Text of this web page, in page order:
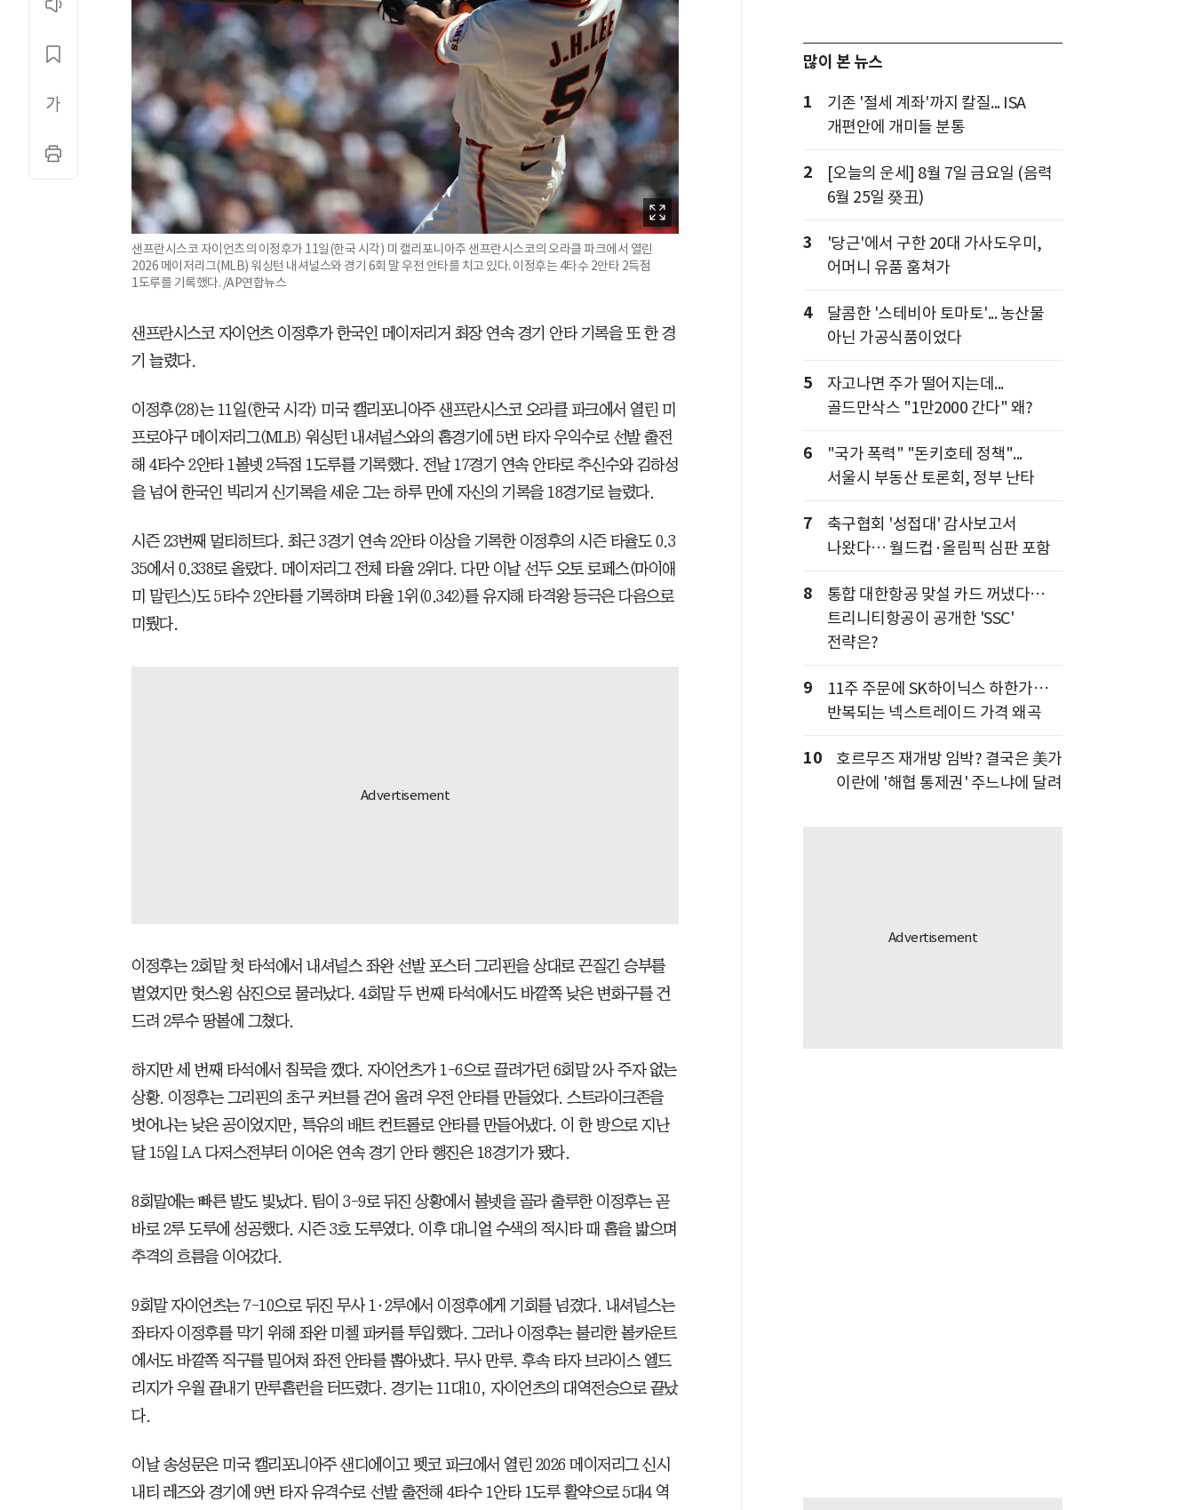
샌프란시스코 자이언츠의 이정후가 11일(한국 시각) 미 캘리포니아주 샌프란시스코의 오라클 파크에서 열린
2026 메이저리그(MLB) 워싱턴 내셔널스와 경기 6회 말 우전 안타를 치고 있다. 이정후는 4타수 2안타 2득점
1도루를 기록했다. /AP연합뉴스
샌프란시스코 자이언츠 이정후가 한국인 메이저리거 최장 연속 경기 안타 기록을 또 한 경
기 늘렸다.
이정후(28)는 11일(한국 시각) 미국 캘리포니아주 샌프란시스코 오라클 파크에서 열린 미
프로야구 메이저리그(MLB) 워싱턴 내셔널스와의 홈경기에 5번 타자 우익수로 선발 출전
해 4타수 2안타 1볼넷 2득점 1도루를 기록했다. 전날 17경기 연속 안타로 추신수와 김하성
을 넘어 한국인 빅리거 신기록을 세운 그는 하루 만에 자신의 기록을 18경기로 늘렸다.
시즌 23번째 멀티히트다. 최근 3경기 연속 2안타 이상을 기록한 이정후의 시즌 타율도 0.3
35에서 0.338로 올랐다. 메이저리그 전체 타율 2위다. 다만 이날 선두 오토 로페스(마이애
미 말린스)도 5타수 2안타를 기록하며 타율 1위(0.342)를 유지해 타격왕 등극은 다음으로
미뤘다.
이정후는 2회말 첫 타석에서 내셔널스 좌완 선발 포스터 그리핀을 상대로 끈질긴 승부를
벌였지만 헛스윙 삼진으로 물러났다. 4회말 두 번째 타석에서도 바깥쪽 낮은 변화구를 건
드려 2루수 땅볼에 그쳤다.
하지만 세 번째 타석에서 침묵을 깼다. 자이언츠가 1-6으로 끌려가던 6회말 2사 주자 없는
상황. 이정후는 그리핀의 초구 커브를 걷어 올려 우전 안타를 만들었다. 스트라이크존을
벗어나는 낮은 공이었지만, 특유의 배트 컨트롤로 안타를 만들어냈다. 이 한 방으로 지난
달 15일 LA 다저스전부터 이어온 연속 경기 안타 행진은 18경기가 됐다.
8회말에는 빠른 발도 빛났다. 팀이 3-9로 뒤진 상황에서 볼넷을 골라 출루한 이정후는 곧
바로 2루 도루에 성공했다. 시즌 3호 도루였다. 이후 대니얼 수색의 적시타 때 홈을 밟으며
추격의 흐름을 이어갔다.
9회말 자이언츠는 7-10으로 뒤진 무사 1·2루에서 이정후에게 기회를 넘겼다. 내셔널스는
좌타자 이정후를 막기 위해 좌완 미첼 파커를 투입했다. 그러나 이정후는 불리한 볼카운트
에서도 바깥쪽 직구를 밀어쳐 좌전 안타를 뽑아냈다. 무사 만루. 후속 타자 브라이스 엘드
리지가 우월 끝내기 만루홈런을 터뜨렸다. 경기는 11대10, 자이언츠의 대역전승으로 끝났
다.
이날 송성문은 미국 캘리포니아주 샌디에이고 펫코 파크에서 열린 2026 메이저리그 신시
내티 레즈와 경기에 9번 타자 유격수로 선발 출전해 4타수 1안타 1도루 활약으로 5대4 역
많이 본 뉴스
1
기존 '절세 계좌'까지 칼질... ISA
개편안에 개미들 분통
2
[오늘의 운세] 8월 7일 금요일 (음력
6월 25일 癸丑)
3
'당근'에서 구한 20대 가사도우미,
어머니 유품 훔쳐가
4
달콤한 '스테비아 토마토'... 농산물
아닌 가공식품이었다
5
자고나면 주가 떨어지는데...
골드만삭스 "1만2000 간다" 왜?
6
"국가 폭력" "돈키호테 정책"...
서울시 부동산 토론회, 정부 난타
7
축구협회 '성접대' 감사보고서
나왔다… 월드컵·올림픽 심판 포함
8
통합 대한항공 맞설 카드 꺼냈다…
트리니티항공이 공개한 'SSC'
전략은?
9
11주 주문에 SK하이닉스 하한가…
반복되는 넥스트레이드 가격 왜곡
10
호르무즈 재개방 임박? 결국은 美가
이란에 '해협 통제권' 주느냐에 달려